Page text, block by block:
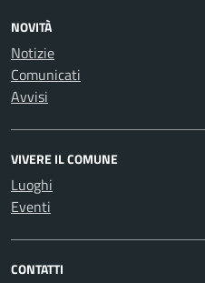
NOVITÀ
Notizie
Comunicati
Avvisi
VIVERE IL COMUNE
Luoghi
Eventi
CONTATTI